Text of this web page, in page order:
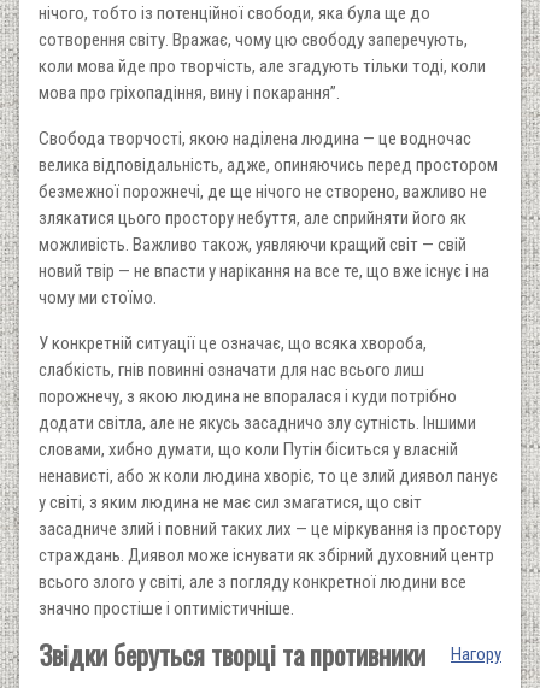
нічого, тобто із потенційної свободи, яка була ще до
сотворення світу. Вражає, чому цю свободу заперечують,
коли мова йде про творчість, але згадують тільки тоді, коли
мова про гріхопадіння, вину і покарання”.
Свобода творчості, якою наділена людина — це водночас
велика відповідальність, адже, опиняючись перед простором
безмежної порожнечі, де ще нічого не створено, важливо не
злякатися цього простору небуття, але сприйняти його як
можливість. Важливо також, уявляючи кращий світ — свій
новий твір — не впасти у нарікання на все те, що вже існує і на
чому ми стоїмо.
У конкретній ситуації це означає, що всяка хвороба,
слабкість, гнів повинні означати для нас всього лиш
порожнечу, з якою людина не впоралася і куди потрібно
додати світла, але не якусь засадничо злу сутність. Іншими
словами, хибно думати, що коли Путін біситься у власній
ненависті, або ж коли людина хворіє, то це злий диявол панує
у світі, з яким людина не має сил змагатися, що світ
засадниче злий і повний таких лих — це міркування із простору
страждань. Диявол може існувати як збірний духовний центр
всього злого у світі, але з погляду конкретної людини все
значно простіше і оптимістичніше.
Нагору
Звідки беруться творці та противники